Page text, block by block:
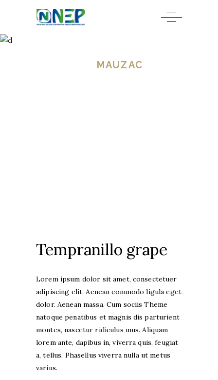
MAUZAC
Tempranillo grape
Lorem ipsum dolor sit amet, consectetuer
adipiscing elit. Aenean commodo ligula eget
dolor. Aenean massa. Cum sociis Theme
natoque penatibus et magnis dis parturient
montes, nascetur ridiculus mus. Aliquam
lorem ante, dapibus in, viverra quis, feugiat
a, tellus. Phasellus viverra nulla ut metus
varius.